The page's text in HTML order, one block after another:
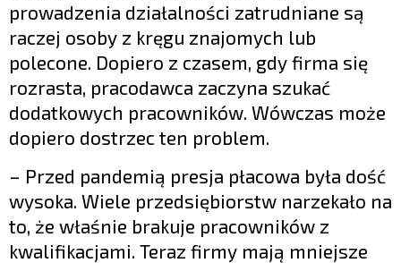
prowadzenia działalności zatrudniane są
raczej osoby z kręgu znajomych lub
polecone. Dopiero z czasem, gdy firma się
rozrasta, pracodawca zaczyna szukać
dodatkowych pracowników. Wówczas może
dopiero dostrzec ten problem.
– Przed pandemią presja płacowa była dość
wysoka. Wiele przedsiębiorstw narzekało na
to, że właśnie brakuje pracowników z
kwalifikacjami. Teraz firmy mają mniejsze